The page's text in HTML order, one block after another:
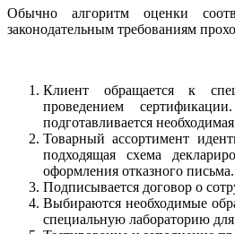
Обычно алгоритм оценки
законодательным требованиям
Клиент обращается к
проведением
подготавливается
Товарный ассортимент
подходящая схема
оформления отказного письма.
Подписывается договор о
Выбираются необходимые
специальную лабораторию